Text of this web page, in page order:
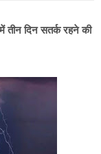
तीन दिन सतर्क रहने की